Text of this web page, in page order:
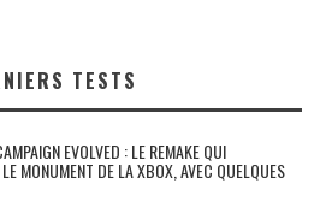
TESTS
EVOLVED : LE REMAKE QUI
MONUMENT DE LA XBOX, AVEC QUELQUES